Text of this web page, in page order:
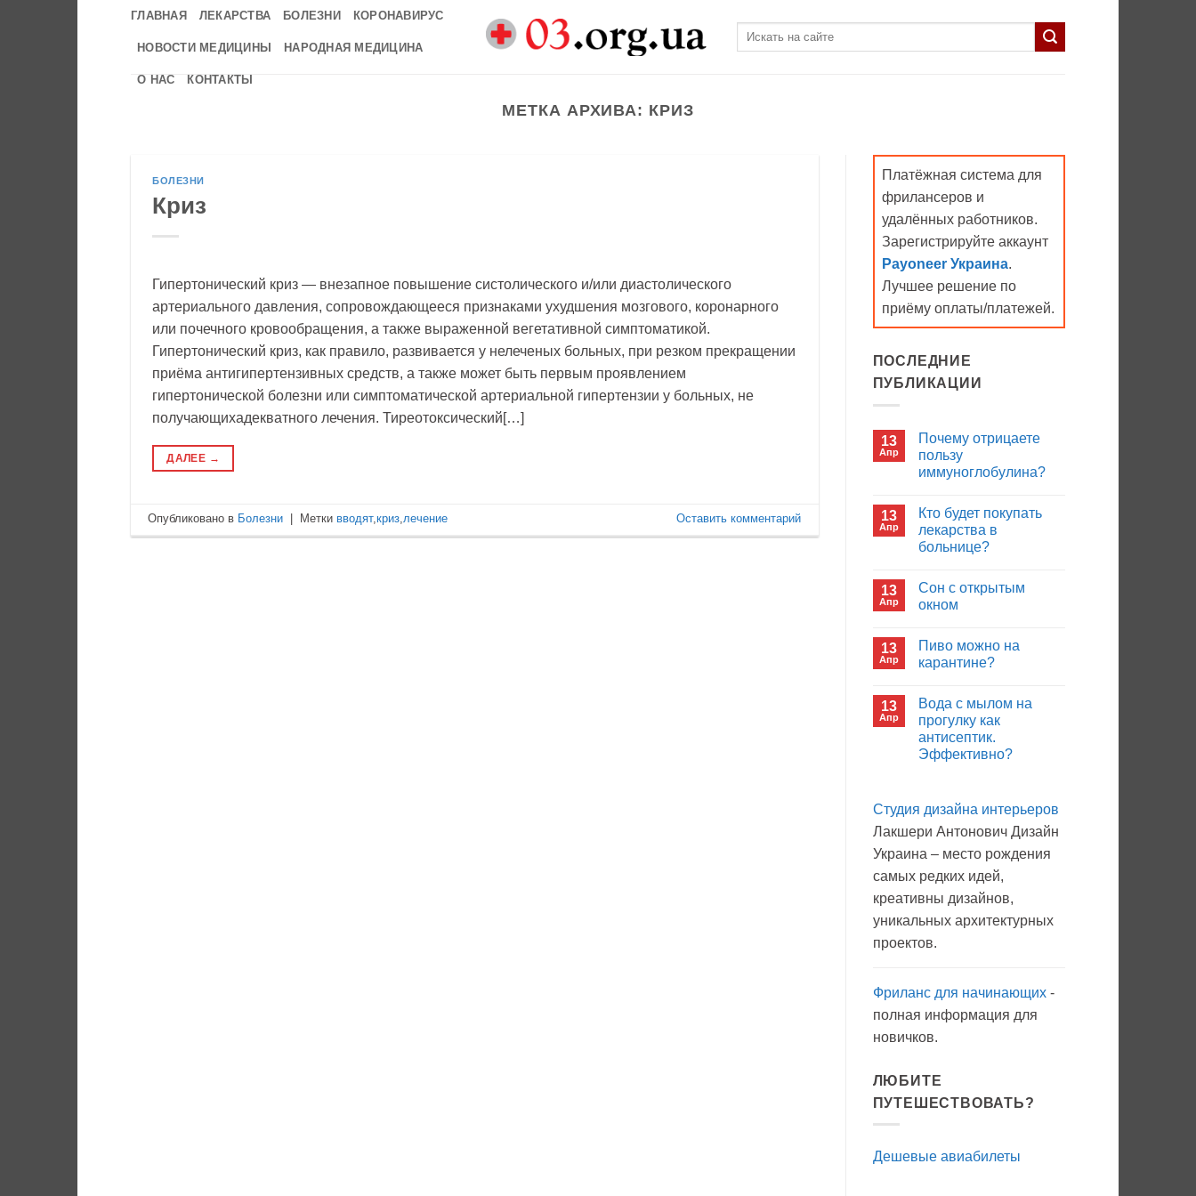
ГЛАВНАЯ ЛЕКАРСТВА БОЛЕЗНИ КОРОНАВИРУС
НОВОСТИ МЕДИЦИНЫ НАРОДНАЯ МЕДИЦИНА
О НАС КОНТАКТЫ
МЕТКА АРХИВА: КРИЗ
БОЛЕЗНИ
Криз
Гипертонический криз — внезапное повышение систолического и/или диастолического
артериального давления, сопровождающееся признаками ухудшения мозгового, коронарного
или почечного кровообращения, а также выраженной вегетативной симптоматикой.
Гипертонический криз, как правило, развивается у нелеченых больных, при резком прекращении
приёма антигипертензивных средств, а также может быть первым проявлением
гипертонической болезни или симптоматической артериальной гипертензии у больных, не
получающихадекватного лечения. Тиреотоксический[…]
ДАЛЕЕ →
Опубликовано в Болезни Метки вводят,криз,лечение Оставить комментарий
Платёжная система для
фрилансеров и
удалённых работников.
Зарегистрируйте аккаунт
Payoneer Украина.
Лучшее решение по
приёму оплаты/платежей.
ПОСЛЕДНИЕ
ПУБЛИКАЦИИ
13
Апр
Почему отрицаете
пользу
иммуноглобулина?
записи
Почему
отрицаете
пользу
13
Апр
Кто будет покупать
лекарства в
больнице?
записи
Кто
будет
больнице?
13
Апр
Сон с открытым
окном
записи
Сон
с
13
Апр
Пиво можно на
карантине?
записи
Пиво
можно
на
карантине?
13
Апр
Вода с мылом на
прогулку как
антисептик.
Эффективно?
Вода
мылом
на
прогулку
антисептик.
Студия дизайна интерьеров
Лакшери Антонович Дизайн
Украина – место рождения
самых редких идей,
креативны дизайнов,
уникальных архитектурных
проектов.
Фриланс для начинающих-
полная информация для
новичков.
ЛЮБИТЕ
ПУТЕШЕСТВОВАТЬ?
Дешевые авиабилеты